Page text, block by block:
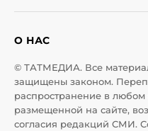
О НАС
© ТАТМЕДИА. Все
защищены законом.
распространение в
размещенной на сайте,
согласия редакций СМИ.